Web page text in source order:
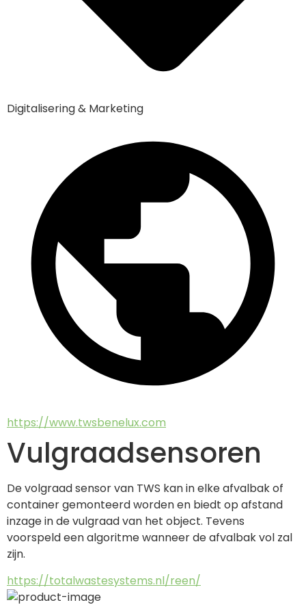
Digitalisering & Marketing
https://www.twsbenelux.com
Vulgraadsensoren
De volgraad sensor van TWS kan in elke afvalbak of
container gemonteerd worden en biedt op afstand
inzage in de vulgraad van het object. Tevens
voorspeld een algoritme wanneer de afvalbak vol zal
zijn.
https://totalwastesystems.nl/reen/